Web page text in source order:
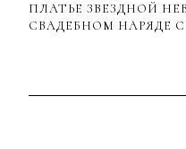
ПЛАТЬЕ ЗВЕЗДНОЙ
СВАДЕБНОМ НАРЯДЕ